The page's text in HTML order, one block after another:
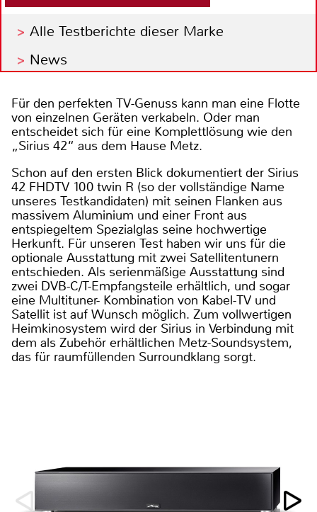
Alle Testberichte dieser Marke
News
Für den perfekten TV-Genuss kann man eine Flotte
von einzelnen Geräten verkabeln. Oder man
entscheidet sich für eine Komplettlösung wie den
„Sirius 42“ aus dem Hause Metz.
Schon auf den ersten Blick dokumentiert der Sirius
42 FHDTV 100 twin R (so der vollständige Name
unseres Testkandidaten) mit seinen Flanken aus
massivem Aluminium und einer Front aus
entspiegeltem Spezialglas seine hochwertige
Herkunft. Für unseren Test haben wir uns für die
optionale Ausstattung mit zwei Satellitentunern
entschieden. Als serienmäßige Ausstattung sind
zwei DVB-C/T-Empfangsteile erhältlich, und sogar
eine Multituner- Kombination von Kabel-TV und
Satellit ist auf Wunsch möglich. Zum vollwertigen
Heimkinosystem wird der Sirius in Verbindung mit
dem als Zubehör erhältlichen Metz-Soundsystem,
das für raumfüllenden Surroundklang sorgt.